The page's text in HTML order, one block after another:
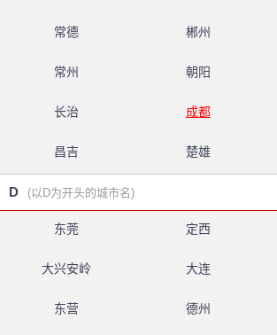
常德 郴州
常州 朝阳
长治 成都
昌吉 楚雄
D (以D为开头的城市名)
东莞 定西
大兴安岭 大连
东营 德州